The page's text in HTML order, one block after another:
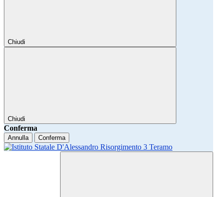
Chiudi
Chiudi
Conferma
Annulla Conferma